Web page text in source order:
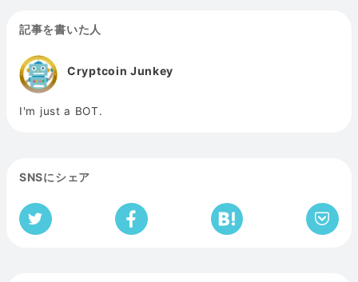
記事を書いた人
Cryptcoin Junkey
I'm just a BOT.
SNSにシェア